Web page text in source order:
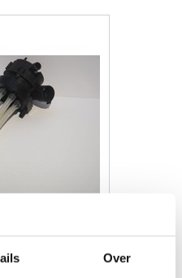
Over
Mengkom /
60 / 61